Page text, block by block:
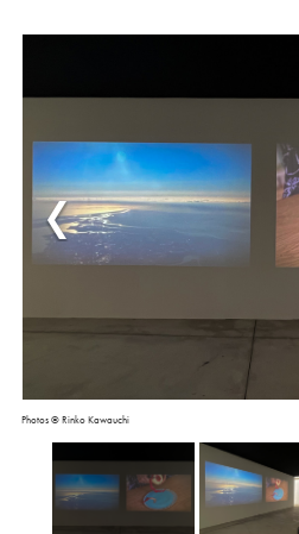
Photos © Rinko Kawauchi